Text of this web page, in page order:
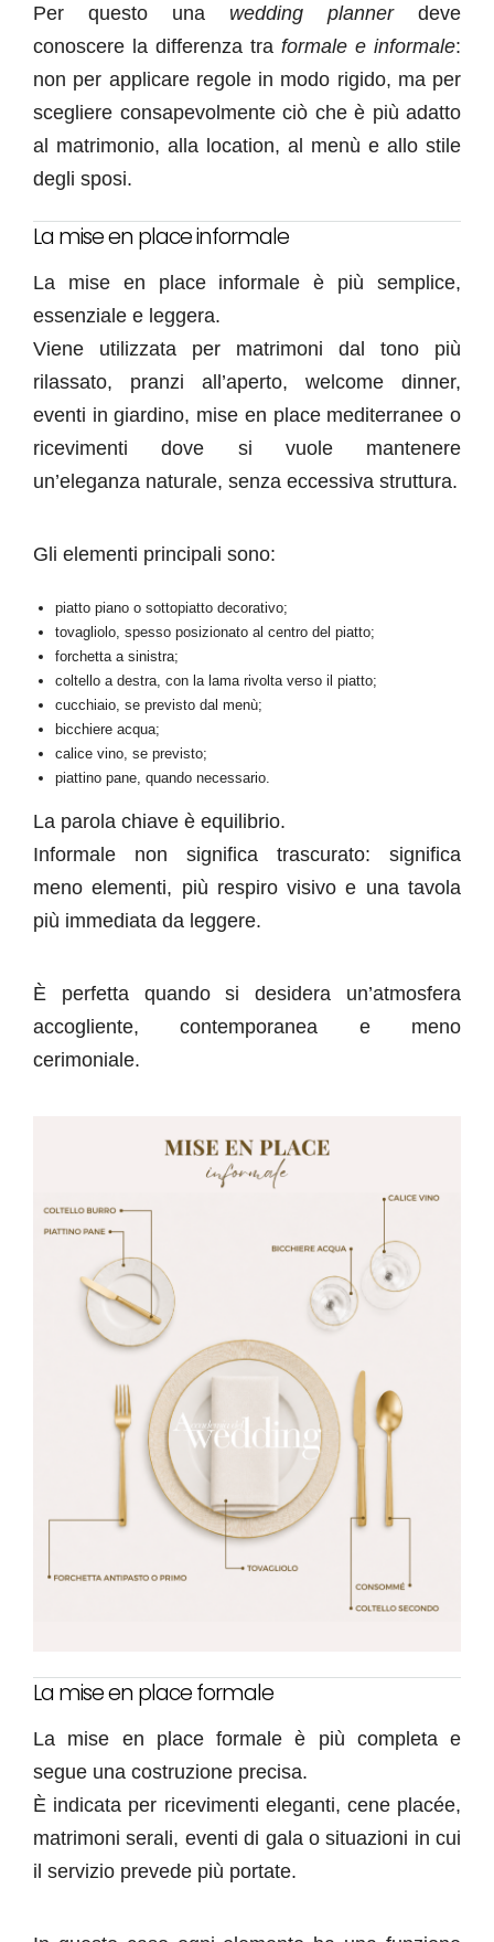
Per questo una wedding plannerdeve
conoscere la differenza tra formale e informale:
non per applicare regole in modo rigido, ma per
scegliere consapevolmente ciò che è più adatto
al matrimonio, alla location, al menù e allo stile
degli sposi.
La mise en place informale
La mise en place informale è più semplice,
essenziale e leggera.
Viene utilizzata per matrimoni dal tono più
rilassato, pranzi all’aperto, welcome dinner,
eventi in giardino, mise en place mediterranee o
ricevimenti dove si vuole mantenere
un’eleganza naturale, senza eccessiva struttura.
Gli elementi principali sono:
piatto piano o sottopiatto decorativo;
tovagliolo, spesso posizionato al centro del piatto;
forchetta a sinistra;
coltello a destra, con la lama rivolta verso il piatto;
cucchiaio, se previsto dal menù;
bicchiere acqua;
calice vino, se previsto;
piattino pane, quando necessario.
La parola chiave è equilibrio.
Informale non significa trascurato: significa
meno elementi, più respiro visivo e una tavola
più immediata da leggere.
È perfetta quando si desidera un’atmosfera
accogliente, contemporanea e meno
cerimoniale.
La mise en place formale
La mise en place formale è più completa e
segue una costruzione precisa.
È indicata per ricevimenti eleganti, cene placée,
matrimoni serali, eventi di gala o situazioni in cui
il servizio prevede più portate.